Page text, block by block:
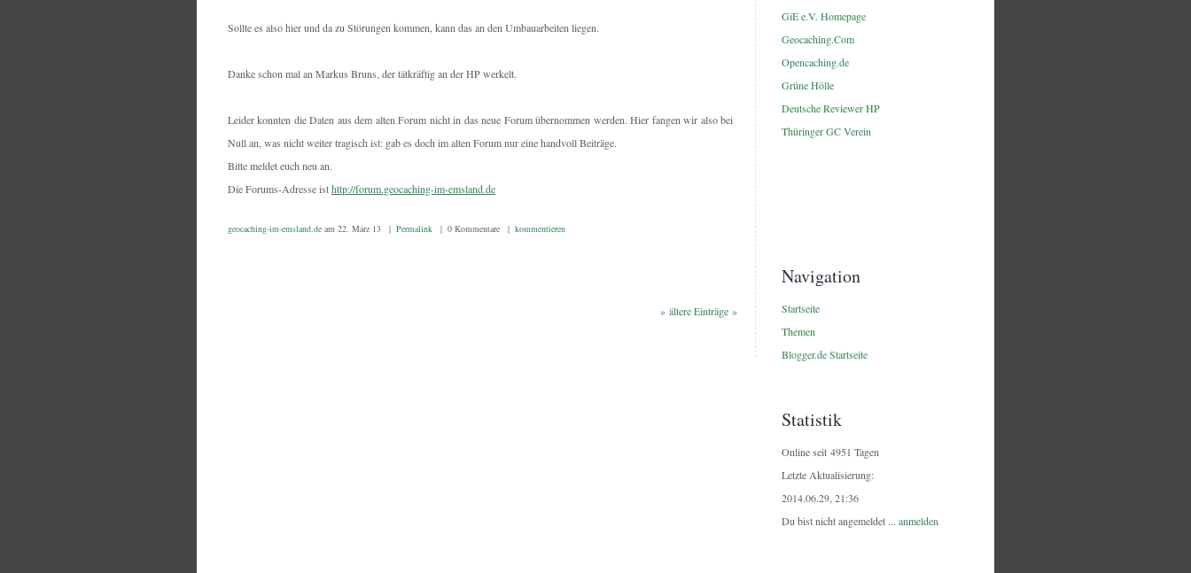
Sollte es also hier und da zu Störungen kommen, kann das an den Umbauarbeiten liegen.
Danke schon mal an Markus Bruns, der tätkräftig an der HP werkelt.
Leider konnten die Daten aus dem alten Forum nicht in das neue Forum übernommen werden. Hier fangen wir also bei
Null an, was nicht weiter tragisch ist: gab es doch im alten Forum nur eine handvoll Beiträge.
Bitte meldet euch neu an.
Die Forums-Adresse isthttp://forum.geocaching-im-emsland.de
geocaching-im-emsland.de am 22. März 13 | Permalink | 0 Kommentare | kommentieren
» ältere Einträge »
GiE e.V. Homepage
Geocaching.Com
Opencaching.de
Grüne Hölle
Deutsche Reviewer HP
Thüringer GC Verein
Navigation
Startseite
Themen
Blogger.de Startseite
Statistik
Online seit 4951 Tagen
Letzte Aktualisierung:
2014.06.29, 21:36
Du bist nicht angemeldet ... anmelden